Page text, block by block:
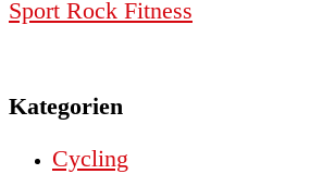
Sport Rock Fitness
Kategorien
Cycling